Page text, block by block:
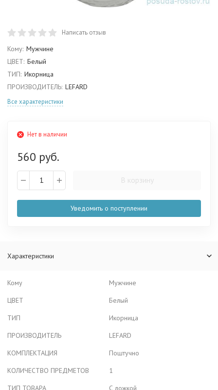
Написать отзыв
Кому: Мужчине
ЦВЕТ: Белый
ТИП: Икорница
ПРОИЗВОДИТЕЛЬ: LEFARD
Все характеристики
Нет в наличии
560 руб.
В корзину
Уведомить о поступлении
Характеристики
Кому
Мужчине
ЦВЕТ
Белый
ТИП
Икорница
ПРОИЗВОДИТЕЛЬ
LEFARD
КОМПЛЕКТАЦИЯ
Поштучно
КОЛИЧЕСТВО ПРЕДМЕТОВ
1
ТИП ТОВАРА
С ложкой